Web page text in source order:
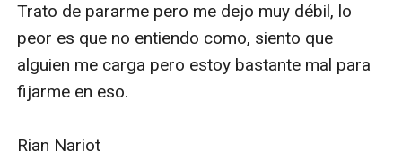
Trato de pararme pero me dejo muy débil, lo
peor es que no entiendo como, siento que
alguien me carga pero estoy bastante mal para
fijarme en eso.
Rian Nariot